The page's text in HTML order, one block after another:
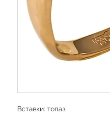
Вставки: топаз